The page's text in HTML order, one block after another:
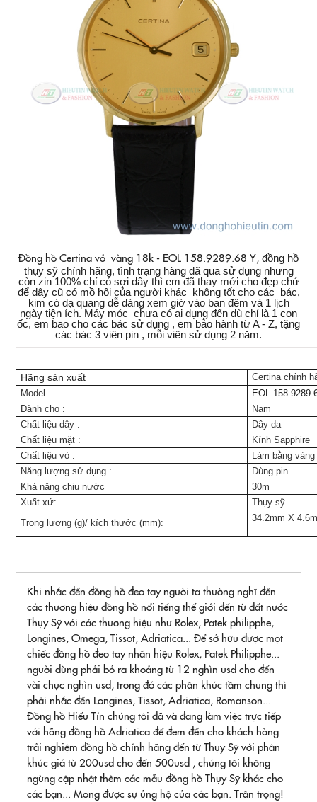
Đồng hồ Certina vỏ vàng 18k - EOL 158.9289.68 Y, đồng hồ
thụy sỹ chính hãng, tình trạng hàng đã qua sử dụng nhưng
còn zin 100% chỉ có sợi dây thì em đã thay mới cho đẹp chứ
để dây cũ có mồ hôi của người khác không tốt cho các bác,
kim có dạ quang dễ dàng xem giờ vào ban đêm và 1 lịch
ngày tiện ích. Máy móc chưa có ai dụng đến dù chỉ là 1 con
ốc, em bao cho các bác sử dụng , em bảo hành từ A - Z, tặng
các bác 3 viên pin , mỗi viên sử dụng 2 năm.
Hãng sản xuất
Certina chính
Model
EOL
Dành cho :
Nam
Chất liệu dây :
Dây da
Chất liệu mặt :
Kính Sapphire
Chất liệu vỏ :
Làm bằng
Năng lượng sử dụng :
Dùng pin
Khả năng chịu nước
30m
Xuất xứ:
Thụy sỹ
Trọng lượng (g)/ kích thước (mm):
34.2mm X
Khi nhắc đến đồng hồ đeo tay người ta thường nghĩ đến
các thương hiệu đồng hồ nổi tiếng thế giới đến từ đất nước
Thụy Sỹ với các thương hiệu như Rolex, Patek philipphe,
Longines, Omega, Tissot, Adriatica... Để sở hữu được mọt
chiếc đồng hồ đeo tay nhãn hiệu Rolex, Patek Philipphe...
người dùng phải bỏ ra khoảng từ 12 nghìn usd cho đến
vài chục nghìn usd, trong đó các phân khúc tầm chung thì
phải nhắc đến Longines, Tissot, Adriatica, Romanson...
Đồng hồ Hiếu Tín chúng tôi đã và đang làm việc trực tiếp
với hãng đồng hồ Adriatica để đem đến cho khách hàng
trải nghiệm đồng hồ chính hãng đến từ Thụy Sỹ với phân
khúc giá từ 200usd cho đến 500usd , chúng tôi không
ngừng cập nhật thêm các mẫu đồng hồ Thụy Sỹ khác cho
các bạn... Mong được sự ủng hộ của các bạn. Trân trọng!